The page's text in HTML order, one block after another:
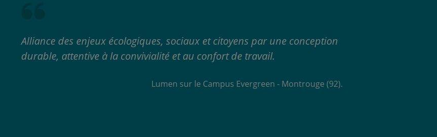
Alliance des enjeux écologiques, sociaux et citoyens par une conception
durable, attentive à la convivialité et au confort de travail.
Lumen sur le Campus Evergreen - Montrouge (92).